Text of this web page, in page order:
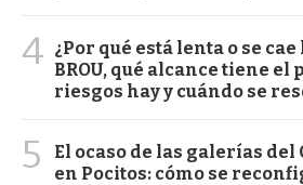
4 ¿Por qué está lenta o se
BROU, qué alcance tiene el
riesgos hay y cuándo se
5
El ocaso de las galerías del
en Pocitos: cómo se